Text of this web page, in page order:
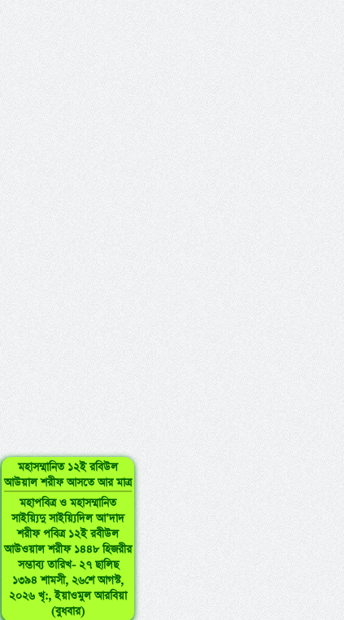
মহাসম্মানিত ১২ই রবিউল
আউয়াল শরীফ আসতে আর মাত্র
মহাপবিত্র ও মহাসম্মানিত
সাইয়্যিদু সাইয়্যিদিল আ’দাদ
শরীফ পবিত্র ১২ই রবীউল
আউওয়াল শরীফ ১৪৪৮ হিজরীর
সম্ভাব্য তারিখ- ২৭ ছালিছ
১৩৯৪ শামসী, ২৬শে আগস্ট,
২০২৬ খৃ:, ইয়াওমুল আরবিয়া
(বুধবার)